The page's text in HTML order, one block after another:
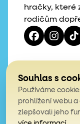
hračky, které
rodičům
z celkem 200
Souhlas s
Používáme
prohlížení webu
zlepšovali jeho